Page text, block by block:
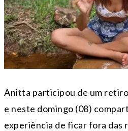
Anitta participou de um
e neste domingo (08)
experiência de ficar fora das